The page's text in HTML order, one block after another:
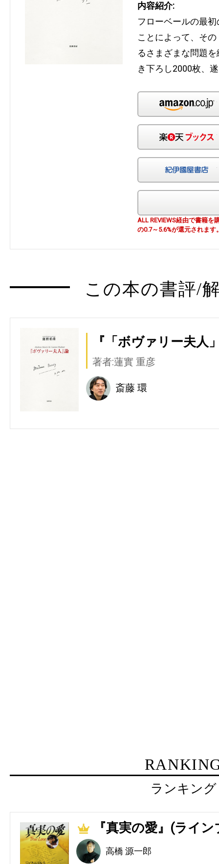
内容紹介:
フローベールの最
ことによって、そ
るさまざまな問題
き下ろし2000枚、
ALL REVIEWS経由で書籍
の0.7～5.6%が還元されます
この本の書評/
『「ボヴァリー夫人
著者:蓮實 重彦
斎藤 環
ランキング
1 『真実の愛』(ライ
高橋 源一郎